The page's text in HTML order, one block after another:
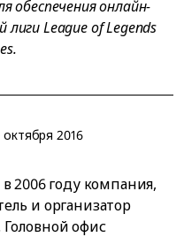
обеспечения онлайн-
League of Legends
октября 2016
2006 году компания,
и организатор
офис